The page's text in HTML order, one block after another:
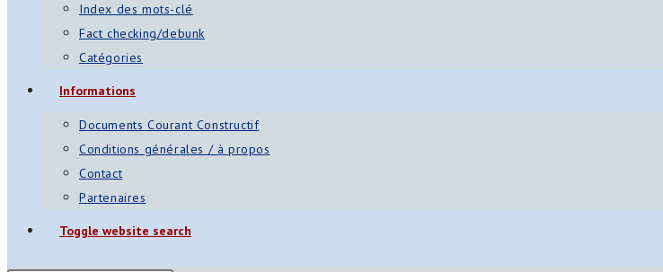
Index des mots-clé
Fact checking/debunk
Catégories
Informations
Documents Courant Constructif
Conditions générales / à propos
Contact
Partenaires
Toggle website search